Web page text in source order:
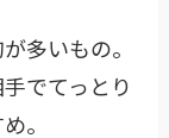
多いもの。
でてっとり
。